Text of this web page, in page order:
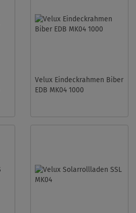
Velux Eindeckrahmen Biber
EDB MK04 1000